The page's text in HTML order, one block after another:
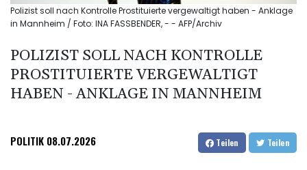
Polizist soll nach Kontrolle Prostituierte vergewaltigt haben - Anklage
in Mannheim / Foto: INA FASSBENDER, - - AFP/Archiv
POLIZIST SOLL NACH KONTROLLE
PROSTITUIERTE VERGEWALTIGT
HABEN - ANKLAGE IN MANNHEIM
POLITIK 08.07.2026 Teilen Teilen